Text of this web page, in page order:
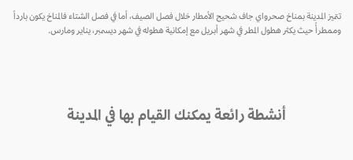
المدينة بمناخ صحرواي جاف شحيح الأمطار خلال فصل الصيف، أما في فصل الشتاء فالمناخ يكون بارداً
حيث يكثر هطول المطر في شهر أبريل مع إمكانية هطوله في شهر ديسمبر، يناير ومارس.
أنشطة رائعة يمكنك القيام بها في المدينة